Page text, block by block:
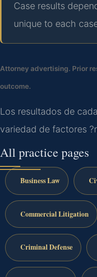
Case results
unique to each
Attorney advertising. Prior
outcome.
Los resultados de
variedad de factores
All practice pages
Business Law
Commercial Litigation
Criminal Defense